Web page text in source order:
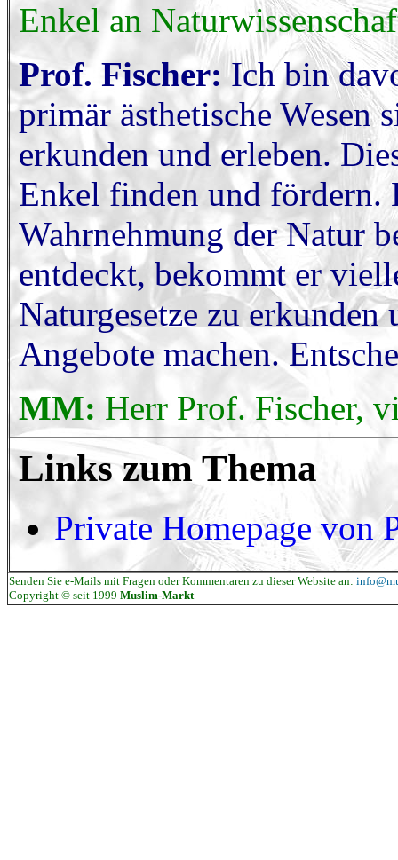
Enkel an
Prof. Fischer: Ich bin
primär ästhetische
erkunden und erleben.
Enkel finden und fördern.
Wahrnehmung der Natur
entdeckt, bekommt er
Naturgesetze zu
Angebote machen.
MM: Herr Prof. Fischer,
Links zum Thema
Private Homepage von
Senden Sie e-Mails mit Fragen oder Kommentaren zu dieser Website an:
Copyright © seit 1999 Muslim-Markt